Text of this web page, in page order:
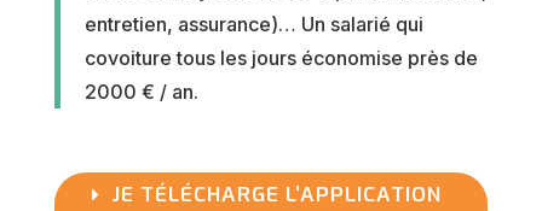
entretien, assurance)… Un salarié qui
covoiture tous les jours économise près de
2000 € / an.
JE TÉLÉCHARGE L'APPLICATION